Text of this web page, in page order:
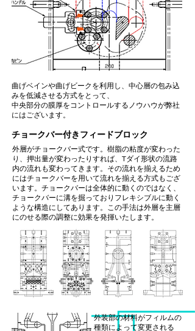
曲げベインや曲げビークを利用し、中心層の包み込
みを低減させる方式をとって、
中央部分の膜厚をコントロールするノウハウが弊社
にはございます。
チョークバー付きフィードブロック
外層がチョークバー式です。樹脂の粘度が変わった
り、押出量が変わったりすれば、Tダイ形状の流路
内の流れも変わってきます。その流れを揃えるため
にはチョークバーを用いて流れを揃える方式もござ
います。チョークバーは全体的に動くのではなく、
チョークバーに溝を掘っておりフレキシブルに動く
ような構造にしてあります。この手法は外層を主層
にのせる際の調整に効果を発揮いたします。
外装部の材料がフィルムの
種類によって変更される